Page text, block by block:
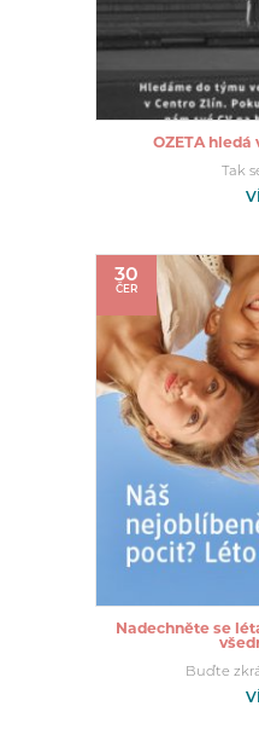
OZETA
Tak
30
ČER
Nadechněte se
Buďte